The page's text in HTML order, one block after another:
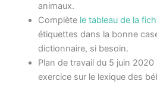
animaux.
Complète le tableau de la
étiquettes dans la bonne
dictionnaire, si besoin.
Plan de travail du 5 juin 2020
exercice sur le lexique des